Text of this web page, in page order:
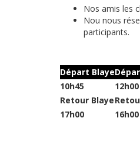
Nos amis les
Nou nous
participants.
Départ Blaye
10h45
12h00
Retour Blaye
17h00
16h00